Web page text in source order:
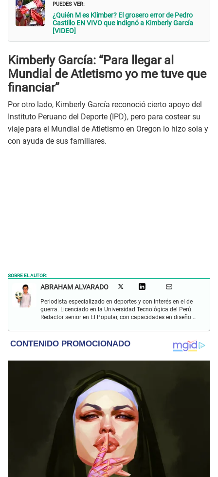
PUEDES VER:
¿Quién M es Klimber? El grosero error de Pedro
Castillo EN VIVO que indignó a Kimberly García
[VIDEO]
Kimberly García: “Para llegar al
Mundial de Atletismo yo me tuve que
financiar”
Por otro lado, Kimberly García reconoció cierto apoyo del
Instituto Peruano del Deporte (IPD), pero para costear su
viaje para el Mundial de Atletismo en Oregon lo hizo sola y
con ayuda de sus familiares.
SOBRE EL AUTOR:
ABRAHAM ALVARADO
Periodista especializado en deportes y con interés en el de
guerra. Licenciado en la Universidad Tecnológica del Perú.
Redactor senior en El Popular, con capacidades en diseño y
cultural.